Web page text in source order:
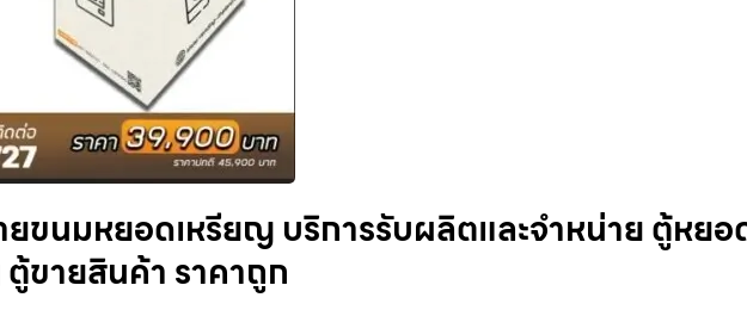
ยขนมหยอดเหรียญ​ บริการรับผลิตและจำหน่าย ตู้หยอ
ขายสินค้า ราคาถูก